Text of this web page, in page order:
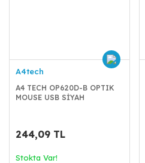
A4tech
A4 TECH OP620D-B OPTIK
MOUSE USB SİYAH
244,09 TL
Stokta Var!